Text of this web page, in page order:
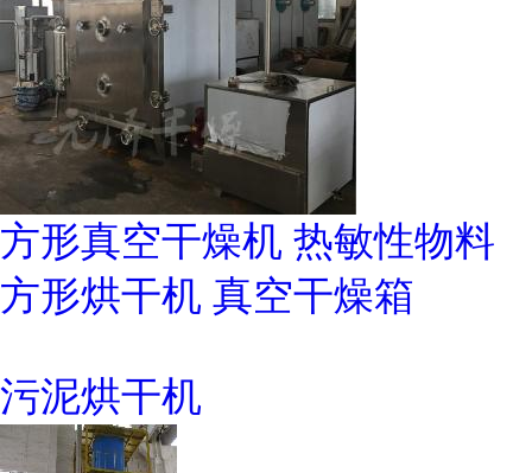
方形真空干燥机 热敏性物料
方形烘干机 真空干燥箱
污泥烘干机